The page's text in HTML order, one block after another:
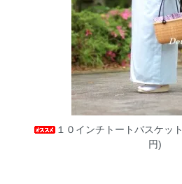
１０インチトートバスケット
円)